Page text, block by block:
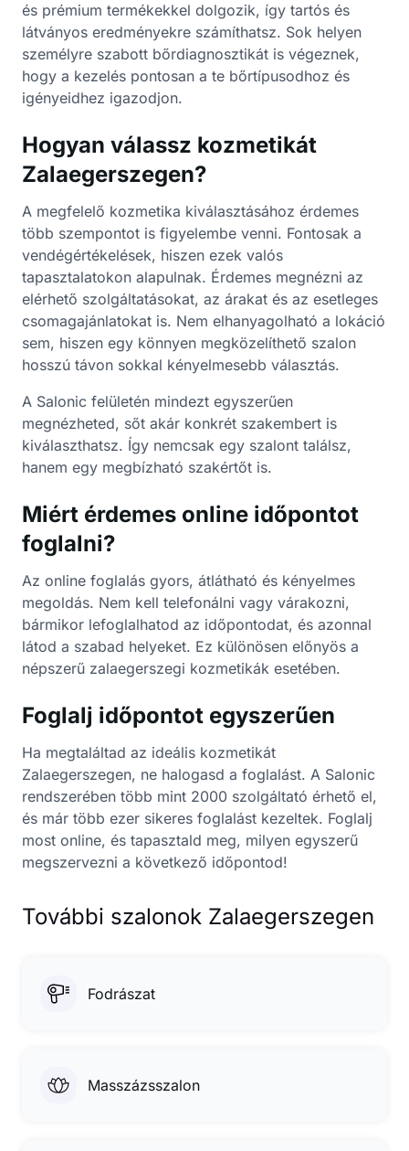
és prémium termékekkel dolgozik, így tartós és
látványos eredményekre számíthatsz. Sok helyen
személyre szabott bőrdiagnosztikát is végeznek,
hogy a kezelés pontosan a te bőrtípusodhoz és
igényeidhez igazodjon.
Hogyan válassz kozmetikát
Zalaegerszegen?
A megfelelő kozmetika kiválasztásához érdemes
több szempontot is figyelembe venni. Fontosak a
vendégértékelések, hiszen ezek valós
tapasztalatokon alapulnak. Érdemes megnézni az
elérhető szolgáltatásokat, az árakat és az esetleges
csomagajánlatokat is. Nem elhanyagolható a lokáció
sem, hiszen egy könnyen megközelíthető szalon
hosszú távon sokkal kényelmesebb választás.
A Salonic felületén mindezt egyszerűen
megnézheted, sőt akár konkrét szakembert is
kiválaszthatsz. Így nemcsak egy szalont találsz,
hanem egy megbízható szakértőt is.
Miért érdemes online időpontot
foglalni?
Az online foglalás gyors, átlátható és kényelmes
megoldás. Nem kell telefonálni vagy várakozni,
bármikor lefoglalhatod az időpontodat, és azonnal
látod a szabad helyeket. Ez különösen előnyös a
népszerű zalaegerszegi kozmetikák esetében.
Foglalj időpontot egyszerűen
Ha megtaláltad az ideális kozmetikát
Zalaegerszegen, ne halogasd a foglalást. A Salonic
rendszerében több mint 2000 szolgáltató érhető el,
és már több ezer sikeres foglalást kezeltek. Foglalj
most online, és tapasztald meg, milyen egyszerű
megszervezni a következő időpontod!
További szalonok Zalaegerszegen
Fodrászat
Masszázsszalon